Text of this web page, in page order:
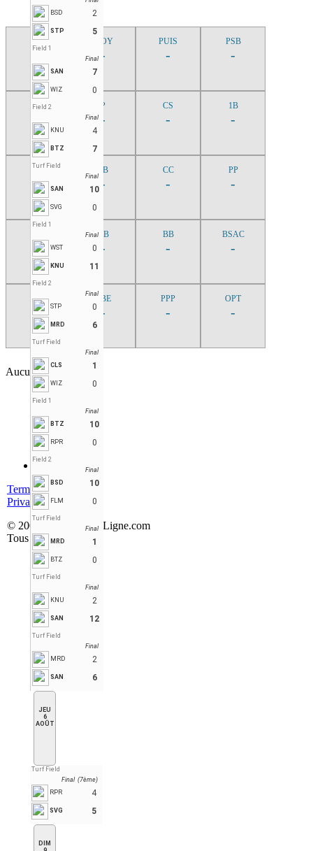
BSD
2
STP 5
Field 1
Final
SAN
7
WIZ 0
Field 2
Final
KNU
4
BTZ 7
Turf Field
Final
SAN
10
SVG 0
Field 1
Final
WST
0
KNU 11
Field 2
Final
STP
0
MRD 6
Turf Field
Final
CLS
1
WIZ 0
Field 1
Final
BTZ
10
RPR 0
Field 2
Final
BSD
10
FLM 0
Turf Field
Final
MRD
1
BTZ 0
Turf Field
Final
KNU
2
SAN 12
Turf Field
Final
MRD
2
SAN 6
JEU
6
AOÛT
Turf Field
Final (7ème)
RPR
4
SVG 5
DIM
PJ
-
MOY
-
PUIS
-
PSB
-
AB
-
P
-
CS
-
1B
-
2B
-
3B
-
CC
-
PP
-
-
RB
-
BB
-
BSAC
-
TAB
-
PBE
-
PPP
-
OPT
-
Aucune partie trouvée
Terms of service
Privacy policy
© 2001-2026 StatsEnLigne.com
Tous droits réservés